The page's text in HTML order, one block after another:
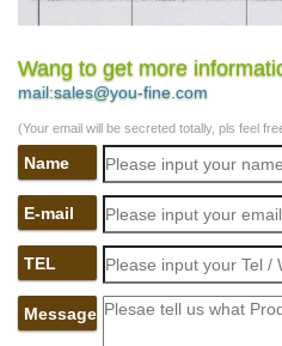
Wang to get more
mail:sales@you-fine.com
(Your email will be secreted totally, pls feel
Name
E-mail
TEL
Message